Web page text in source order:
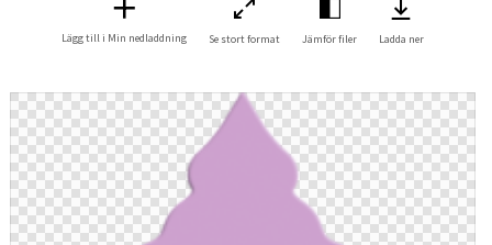
Lägg till i Min nedladdning Se stort format Jämför filer Ladda ner